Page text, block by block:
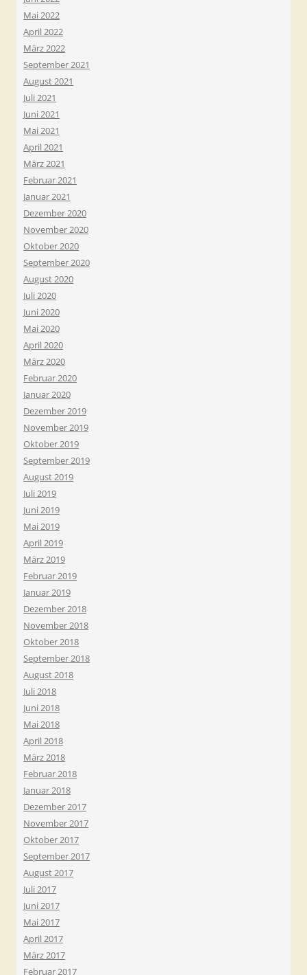
Mai 2022
April 2022
März 2022
September 2021
August 2021
Juli 2021
Juni 2021
Mai 2021
April 2021
März 2021
Februar 2021
Januar 2021
Dezember 2020
November 2020
Oktober 2020
September 2020
August 2020
Juli 2020
Juni 2020
Mai 2020
April 2020
März 2020
Februar 2020
Januar 2020
Dezember 2019
November 2019
Oktober 2019
September 2019
August 2019
Juli 2019
Juni 2019
Mai 2019
April 2019
März 2019
Februar 2019
Januar 2019
Dezember 2018
November 2018
Oktober 2018
September 2018
August 2018
Juli 2018
Juni 2018
Mai 2018
April 2018
März 2018
Februar 2018
Januar 2018
Dezember 2017
November 2017
Oktober 2017
September 2017
August 2017
Juli 2017
Juni 2017
Mai 2017
April 2017
März 2017
Februar 2017